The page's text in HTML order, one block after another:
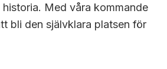
Med våra kommande
bli den självklara platsen för